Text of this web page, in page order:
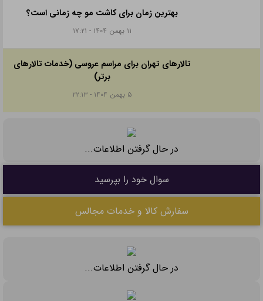
بهترین زمان برای کاشت مو چه زمانی است؟
۱۱ بهمن ۱۴۰۴ - ۱۷:۲۱
تالارهای تهران برای مراسم عروسی (خدمات تالارهای
برتر)
۵ بهمن ۱۴۰۴ - ۲۲:۱۳
در حال گرفتن اطلاعات...
سوال خود را بپرسید
سفارش کالا و خدمات مجالس
در حال گرفتن اطلاعات...